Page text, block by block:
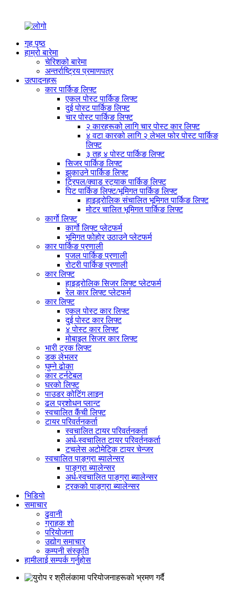
गृह पृष्ठ
हाम्रो बारेमा
चेरिशको बारेमा
अन्तर्राष्ट्रिय प्रमाणपत्र
उत्पादनहरू
कार पार्किङ लिफ्ट
एकल पोस्ट पार्किङ लिफ्ट
दुई पोस्ट पार्किङ लिफ्ट
चार पोस्ट पार्किङ लिफ्ट
२ कारहरूको लागि चार पोस्ट कार लिफ्ट
४ वटा कारको लागि २ लेभल फोर पोस्ट पार्किङ
लिफ्ट
३ तह ४ पोस्ट पार्किङ लिफ्ट
सिजर पार्किङ लिफ्ट
झुकाउने पार्किङ लिफ्ट
ट्रिपल/क्वाड स्ट्याक पार्किङ लिफ्ट
पिट पार्किङ लिफ्ट/भूमिगत पार्किङ लिफ्ट
हाइड्रोलिक संचालित भूमिगत पार्किङ लिफ्ट
मोटर चालित भूमिगत पार्किङ लिफ्ट
कार्गो लिफ्ट
कार्गो लिफ्ट प्लेटफर्म
भूमिगत फोहोर उठाउने प्लेटफर्म
कार पार्किङ प्रणाली
पजल पार्किङ प्रणाली
रोटरी पार्किङ प्रणाली
कार लिफ्ट
हाइड्रोलिक सिजर लिफ्ट प्लेटफर्म
रेल कार लिफ्ट प्लेटफर्म
कार लिफ्ट
एकल पोस्ट कार लिफ्ट
दुई पोस्ट कार लिफ्ट
४ पोस्ट कार लिफ्ट
मोबाइल सिजर कार लिफ्ट
भारी ट्रक लिफ्ट
डक लेभलर
घुम्ने ढोका
कार टर्नटेबल
घरको लिफ्ट
पाउडर कोटिंग लाइन
ढल प्रशोधन प्लान्ट
स्वचालित कैंची लिफ्ट
टायर परिवर्तनकर्ता
स्वचालित टायर परिवर्तनकर्ता
अर्ध-स्वचालित टायर परिवर्तनकर्ता
टचलेस अटोमेटिक टायर चेन्जर
स्वचालित पाङ्ग्रा ब्यालेन्सर
पाङ्ग्रा ब्यालेन्सर
अर्ध-स्वचालित पाङ्ग्रा ब्यालेन्सर
ट्रकको पाङ्ग्रा ब्यालेन्सर
भिडियो
समाचार
ढुवानी
ग्राहक शो
परियोजना
उद्योग समाचार
कम्पनी संस्कृति
हामीलाई सम्पर्क गर्नुहोस